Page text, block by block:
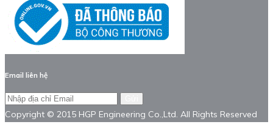
Email liên hệ
Copyright © 2015 HGP Engineering Co.,Ltd. All Rights Reserved